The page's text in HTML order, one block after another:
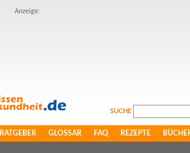
Anzeige:
SUCHE
RATGEBER GLOSSAR FAQ REZEPTE